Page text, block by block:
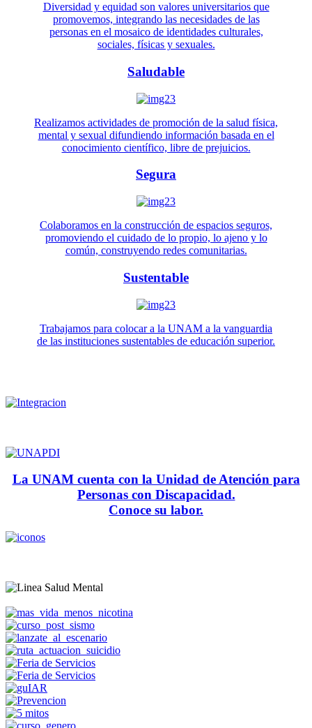
Diversidad y equidad son valores universitarios que
promovemos, integrando las necesidades de las
personas en el mosaico de identidades culturales,
sociales, físicas y sexuales.
Saludable
Realizamos actividades de promoción de la salud física,
mental y sexual difundiendo información basada en el
conocimiento científico, libre de prejuicios.
Segura
Colaboramos en la construcción de espacios seguros,
promoviendo el cuidado de lo propio, lo ajeno y lo
común, construyendo redes comunitarias.
Sustentable
Trabajamos para colocar a la UNAM a la vanguardia
de las instituciones sustentables de educación superior.
La UNAM cuenta con la Unidad de Atención para
Personas con Discapacidad.
Conoce su labor.